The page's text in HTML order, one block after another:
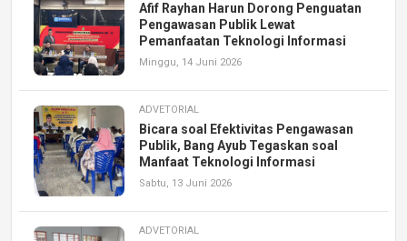
Afif Rayhan Harun Dorong Penguatan
Pengawasan Publik Lewat
Pemanfaatan Teknologi Informasi
Minggu, 14 Juni 2026
ADVETORIAL
Bicara soal Efektivitas Pengawasan
Publik, Bang Ayub Tegaskan soal
Manfaat Teknologi Informasi
Sabtu, 13 Juni 2026
ADVETORIAL